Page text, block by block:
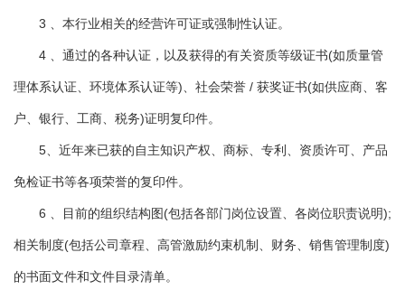
3 、本行业相关的经营许可证或强制性认证。
4 、通过的各种认证，以及获得的有关资质等级证书(如质量管
理体系认证、环境体系认证等)、社会荣誉 / 获奖证书(如供应商、客
户、银行、工商、税务)证明复印件。
5、近年来已获的自主知识产权、商标、专利、资质许可、产品
免检证书等各项荣誉的复印件。
6 、目前的组织结构图(包括各部门岗位设置、各岗位职责说明);
相关制度(包括公司章程、高管激励约束机制、财务、销售管理制度)
的书面文件和文件目录清单。